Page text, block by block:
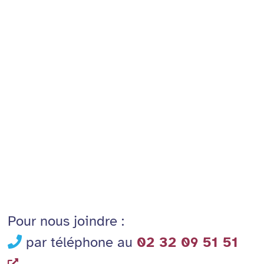
Pour nous joindre :
par téléphone au 02 32 09 51 51